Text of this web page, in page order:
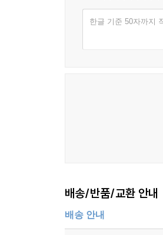
한글 기준 50자까지
배송/반품/교환 안내
배송 안내